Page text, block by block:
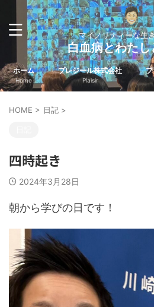
マイノリティーな生
白血病とわたし
ホーム
Home
プレジール株式会社
Plaisir
HOME > 日記 >
四時起き
2024年3月28日
朝から学びの日です！